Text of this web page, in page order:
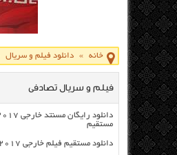
خانه » دانلود فیلم و سریال
فیلم و سریال تصادفی
مستقیم
دانلود مستقیم فیلم خارجی OK Jaanu 2017 از سرور سایت